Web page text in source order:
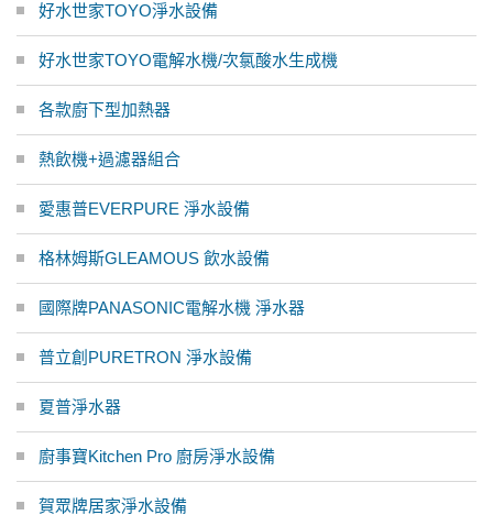
好水世家TOYO淨水設備
好水世家TOYO電解水機/次氯酸水生成機
各款廚下型加熱器
熱飲機+過濾器組合
愛惠普EVERPURE 淨水設備
格林姆斯GLEAMOUS 飲水設備
國際牌PANASONIC電解水機 淨水器
普立創PURETRON 淨水設備
夏普淨水器
廚事寶Kitchen Pro 廚房淨水設備
賀眾牌居家淨水設備